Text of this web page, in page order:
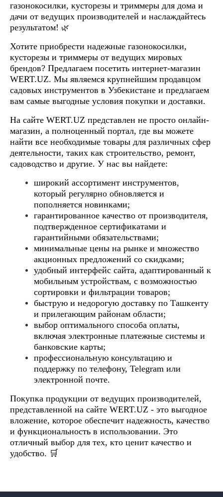
газонокосилки, кусторезы и триммеры для дома и
дачи от ведущих производителей и наслаждайтесь
результатом! 🌿
Хотите приобрести надежные газонокосилки,
кусторезы и триммеры от ведущих мировых
брендов? Предлагаем посетить интернет-магазин
WERT.UZ. Мы являемся крупнейшим продавцом
садовых инструментов в Узбекистане и предлагаем
вам самые выгодные условия покупки и доставки.
На сайте WERT.UZ представлен не просто онлайн-
магазин, а полноценный портал, где вы можете
найти все необходимые товары для различных сфер
деятельности, таких как строительство, ремонт,
садоводство и другие. У нас вы найдете:
широкий ассортимент инструментов,
который регулярно обновляется и
пополняется новинками;
гарантированное качество от производителя,
подтвержденное сертификатами и
гарантийными обязательствами;
минимальные цены на рынке и множество
акционных предложений со скидками;
удобный интерфейс сайта, адаптированный к
мобильным устройствам, с возможностью
сортировки и фильтрации товаров;
быструю и недорогую доставку по Ташкенту
и прилегающим районам области;
выбор оптимального способа оплаты,
включая электронные платежные системы и
банковские карты;
профессиональную консультацию и
поддержку по телефону, Telegram или
электронной почте.
Покупка продукции от ведущих производителей,
представленной на сайте WERT.UZ - это выгодное
вложение, которое обеспечит надежность, качество
и функциональность в использовании. Это
отличный выбор для тех, кто ценит качество и
удобство. 🛒